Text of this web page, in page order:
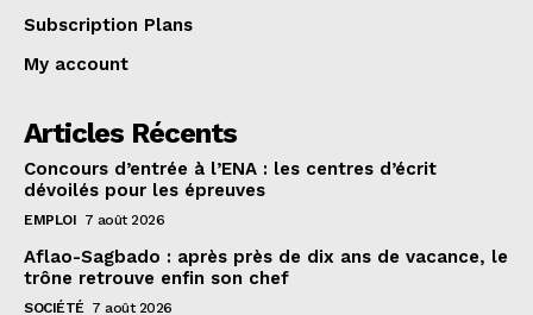
Subscription Plans
My account
Articles Récents
Concours d’entrée à l’ENA : les centres d’écrit
dévoilés pour les épreuves
EMPLOI 7 août 2026
Aflao-Sagbado : après près de dix ans de vacance, le
trône retrouve enfin son chef
SOCIÉTÉ 7 août 2026